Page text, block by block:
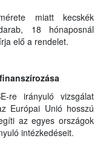
miatt kecskék
18 hónaposnál
elő a rendelet.
re irányuló vizsgálat
Európai Unió hosszú
az egyes országok
intézkedéseit.